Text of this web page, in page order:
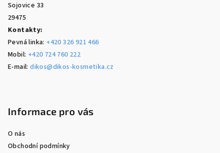
Sojovice 33
29475
Kontakty:
Pevná linka: +420 326 921 466
Mobil: +420 724 760 222
E-mail:dikos@dikos-kosmetika.cz
Informace pro vás
O nás
Obchodní podmínky